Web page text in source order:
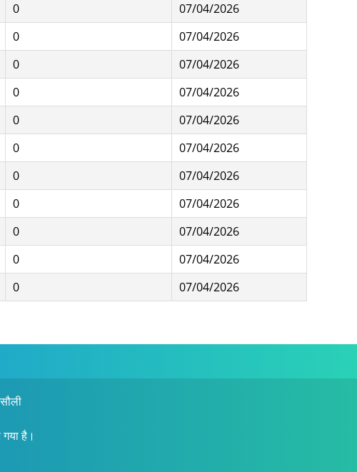
0
07/04/2026
0
07/04/2026
0
07/04/2026
0
07/04/2026
0
07/04/2026
0
07/04/2026
0
07/04/2026
0
07/04/2026
0
07/04/2026
0
07/04/2026
0 07/04/2026
गया है।